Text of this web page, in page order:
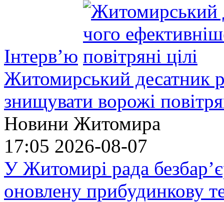
Інтерв’ю
Житомирський десатник
знищувати ворожі
Новини Житомира
17:05 2026-08-07
У Житомирі рада
оновлену прибудинкову